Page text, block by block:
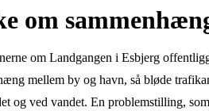
om
om Landgangen i Esbjerg
mellem by og havn, så bløde
og ved vandet. En problemstilling,